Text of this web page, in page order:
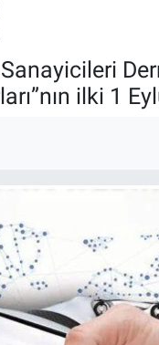
ilki 1